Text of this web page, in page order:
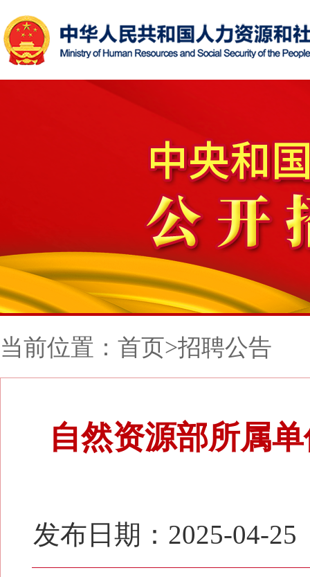
当前位置： 首页>招聘公告
自然资源部所属
发布日期：2025-04-25